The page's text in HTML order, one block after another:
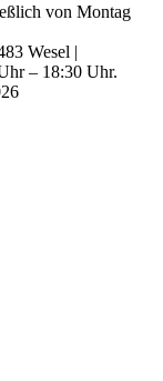
von Montag
Wesel |
– 18:30 Uhr.